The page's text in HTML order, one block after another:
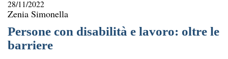
28/11/2022
Zenia Simonella
Persone con disabilità e lavoro: oltre le
barriere